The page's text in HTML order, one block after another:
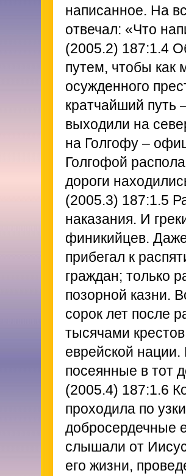
написанное. На
отвечал: «Что
(2005.2) 187:1.4
путем, чтобы как
осужденного
кратчайший путь
выходили на
на Голгофу –
Голгофой
дороги
(2005.3) 187:1.5
наказания. И
финикийцев.
прибегал к
граждан; только
позорной казни.
сорок лет после
тысячами
еврейской
посеянные в тот
(2005.4) 187:1.6
проходила по
добросердечные
слышали от
его жизни,